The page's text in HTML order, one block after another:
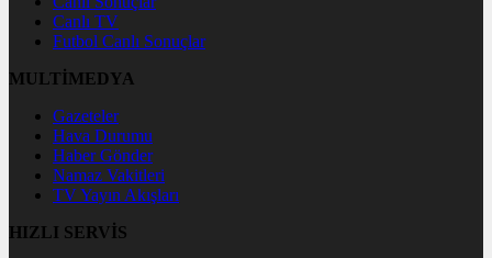
Canlı TV
Futbol Canlı Sonuçlar
MULTİMEDYA
Gazeteler
Hava Durumu
Haber Gönder
Namaz Vakitleri
TV Yayın Akışları
HIZLI SERVİS